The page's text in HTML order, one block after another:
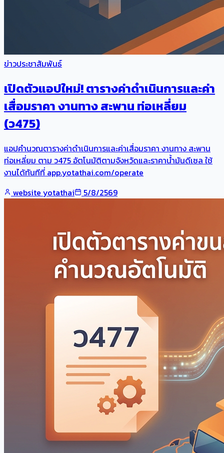
ข่าวประชาสัมพันธ์
เปิดตัวแอปใหม่! ตารางค่าดำเนินการและค่า
เสื่อมราคา งานทาง สะพาน ท่อเหลี่ยม
(ว475)
แอปคำนวณตารางค่าดำเนินการและค่าเสื่อมราคา งานทาง สะพาน
ท่อเหลี่ยม ตาม ว475 อัตโนมัติตามจังหวัดและราคาน้ำมันดีเซล ใช้
งานได้ทันทีที่ app.yotathai.com/operate
website yotathai
5/8/2569